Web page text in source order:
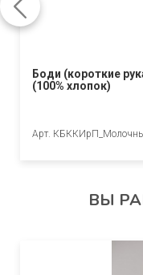
Боди (короткие
(100% хлопок)
Арт.
ВЫ